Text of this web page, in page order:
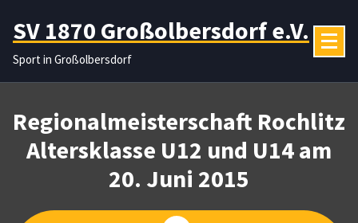
Inhalt
springen
SV 1870 Großolbersdorf e.V.
Sport in Großolbersdorf
Regionalmeisterschaft Rochlitz
Altersklasse U12 und U14 am
20. Juni 2015